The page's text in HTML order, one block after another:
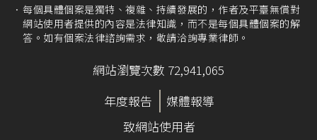
每個具體個案是獨特、複雜、持續發展的，作者及平臺無償對
網站使用者提供的內容是法律知識，而不是每個具體個案的解
答。如有個案法律諮詢需求，敬請洽詢專業律師。
網站瀏覽次數 72,941,065
年度報告
媒體報導
致網站使用者